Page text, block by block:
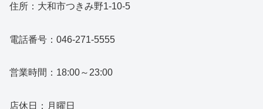
住所：大和市つきみ野1-10-5
電話番号：046-271-5555
営業時間：18:00～23:00
店休日：月曜日